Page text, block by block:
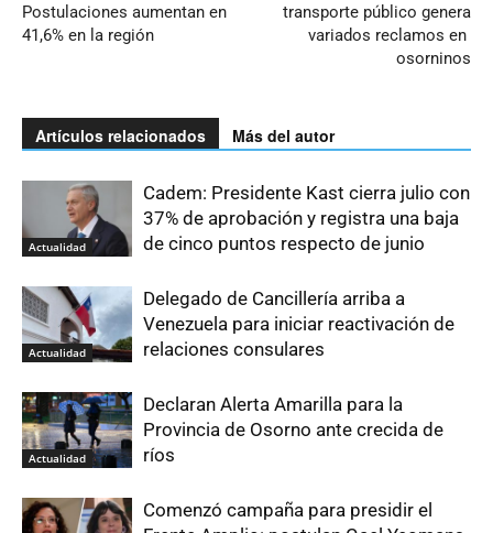
Postulaciones aumentan en
41,6% en la región
transporte público genera
variados reclamos en
osorninos
Artículos relacionados Más del autor
Actualidad
Cadem: Presidente Kast cierra julio con
37% de aprobación y registra una baja
de cinco puntos respecto de junio
Actualidad
Delegado de Cancillería arriba a
Venezuela para iniciar reactivación de
relaciones consulares
Actualidad
Declaran Alerta Amarilla para la
Provincia de Osorno ante crecida de
ríos
Comenzó campaña para presidir el